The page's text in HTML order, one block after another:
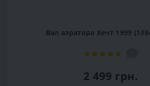
Вал аэратора Хечт 1999
2 499 грн.